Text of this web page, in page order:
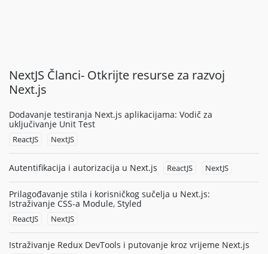
NextJS Članci- Otkrijte resurse za razvoj
Next.js
Dodavanje testiranja Next.js aplikacijama: Vodič za
uključivanje Unit Test
ReactJS NextJS
Autentifikacija i autorizacija u Next.js ReactJS NextJS
Prilagođavanje stila i korisničkog sučelja u Next.js:
Istraživanje CSS-a Module, Styled
ReactJS NextJS
Istraživanje Redux DevTools i putovanje kroz vrijeme Next.js